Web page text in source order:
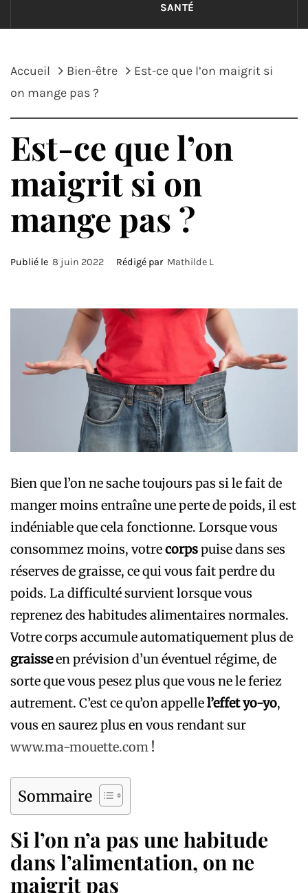
SANTÉ
Accueil Bien-être
Est-ce que l’on maigrit si
on mange pas ?
Est-ce que l’on
maigrit si on
mange pas ?
Publié le 8 juin 2022 Rédigé par Mathilde L
Bien que l’on ne sache toujours pas si le fait de
manger moins entraîne une perte de poids, il est
indéniable que cela fonctionne. Lorsque vous
consommez moins, votrecorpspuise dans ses
réserves de graisse, ce qui vous fait perdre du
poids. La difficulté survient lorsque vous
reprenez des habitudes alimentaires normales.
Votre corps accumule automatiquement plus de
graisseen prévision d’un éventuel régime, de
sorte que vous pesez plus que vous ne le feriez
autrement. C’est ce qu’on appellel’effet yo-yo,
vous en saurez plus en vous rendant sur
www.ma-mouette.com !
Sommaire
Si l’on n’a pas une habitude
dans l’alimentation, on ne
maigrit pas